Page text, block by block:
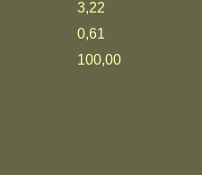
3,22
0,61
100,00